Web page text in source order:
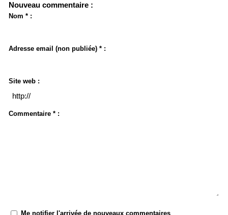
Nouveau commentaire :
Nom * :
Adresse email (non publiée) * :
Site web :
Commentaire * :
Me notifier l'arrivée de nouveaux commentaires